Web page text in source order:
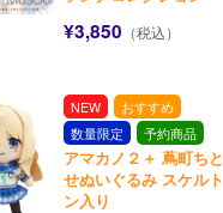
¥3,850 （税込）
NEW
おすすめ
数量限定
予約商品
アマカノ２＋ 蔦町ちと
せぬいぐるみ スケルト
ン入り